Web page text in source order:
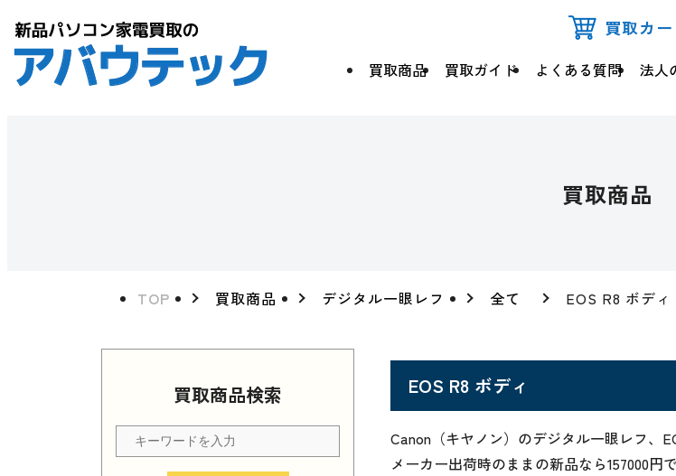
買取カー
買取商品 買取ガイド よくある質問 法人
買取商品
TOP 買取商品 デジタル一眼レフ 全て EOS R8 ボディ
買取商品検索 EOS R8 ボディ
Canon（キヤノン）のデジタル一眼レフ、
メーカー出荷時のままの新品なら157000円